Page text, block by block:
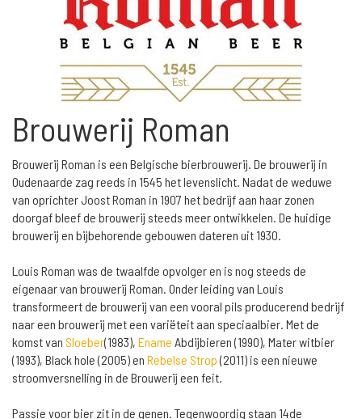
Brouwerij Roman
Brouwerij Roman is een Belgische bierbrouwerij. De brouwerij in
Oudenaarde zag reeds in 1545 het levenslicht. Nadat de weduwe
van oprichter Joost Roman in 1907 het bedrijf aan haar zonen
doorgaf bleef de brouwerij steeds meer ontwikkelen. De huidige
brouwerij en bijbehorende gebouwen dateren uit 1930.
Louis Roman was de twaalfde opvolger en is nog steeds de
eigenaar van brouwerij Roman. Onder leiding van Louis
transformeert de brouwerij van een vooral pils producerend bedrijf
naar een brouwerij met een variëteit aan speciaalbier. Met de
komst van Sloeber(1983), Ename Abdijbieren (1990), Mater witbier
(1993), Black hole (2005) en Rebelse Strop(2011) is een nieuwe
stroomversnelling in de Brouwerij een feit.
Passie voor bier zit in de genen. Tegenwoordig staan 14de